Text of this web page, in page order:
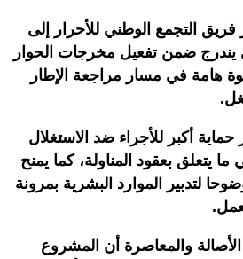
التجمع الوطني للأحرار إلى
يندرج ضمن تفعيل مخرجات الحوار
هامة في مسار مراجعة الإطار
أكبر للأجراء ضد الاستغلال
يتعلق بعقود المناولة، كما يمنح
لتدبير الموارد البشرية بمرونة
والمعاصرة أن المشروع